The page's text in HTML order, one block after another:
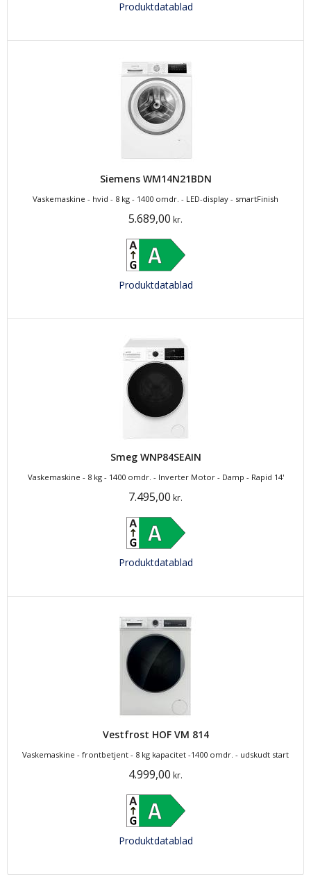
Produktdatablad
Siemens WM14N21BDN
Vaskemaskine - hvid - 8 kg - 1400 omdr. - LED-display - smartFinish
5.689,00 kr.
Produktdatablad
Smeg WNP84SEAIN
Vaskemaskine - 8 kg - 1400 omdr. - Inverter Motor - Damp - Rapid 14'
7.495,00 kr.
Produktdatablad
Vestfrost HOF VM 814
Vaskemaskine - frontbetjent - 8 kg kapacitet -1400 omdr. - udskudt start
4.999,00 kr.
Produktdatablad